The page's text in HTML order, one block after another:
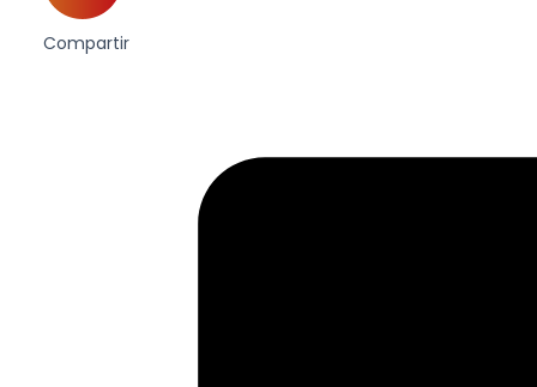
Compartir